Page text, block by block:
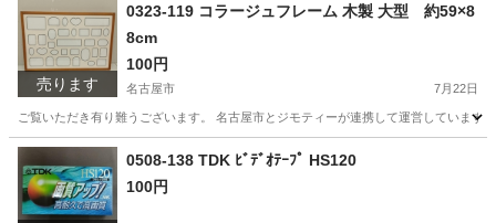
売ります
0323-119 コラージュフレーム 木製 大型 約59×8
8cm
100円
名古屋市 7月22日
ご覧いただき有り難うございます。 名古屋市とジモティーが連携して運営していま
愛知 名古屋市 コラージュフレーム
0508-138 TDK ﾋﾞﾃﾞｵﾃｰﾌﾟ HS120
100円